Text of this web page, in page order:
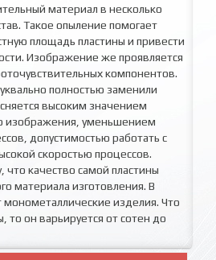
материал в несколько
Такое опыление помогает
площадь пластины и привести
Изображение же проявляется
компонентов.
полностью заменили
высоким значением
изображения, уменьшением
допустимостью работать с
скоростью процессов.
что качество самой пластины
материала изготовления. В
изделия. Что
то он варьируется от сотен до